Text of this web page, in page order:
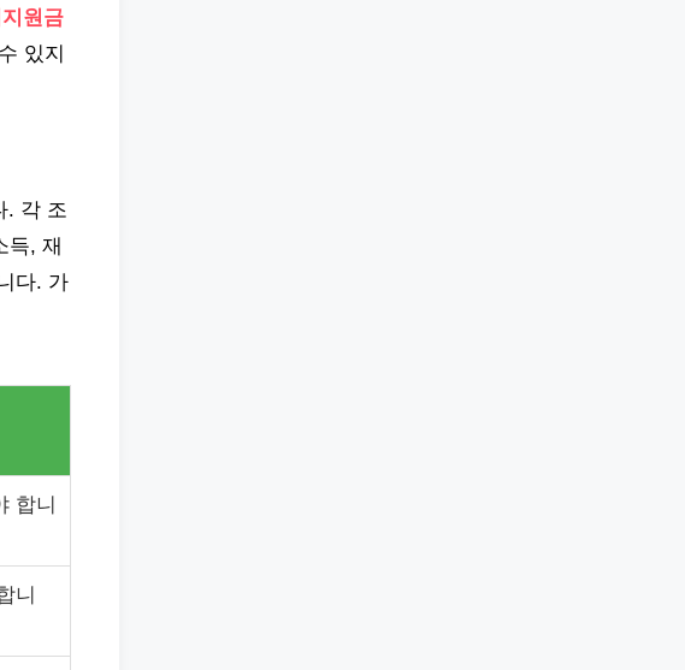
원금
있지
. 각 조
득, 재
다. 가
합니
니